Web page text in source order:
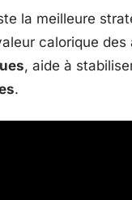
la meilleure
calorique
, aide à
.